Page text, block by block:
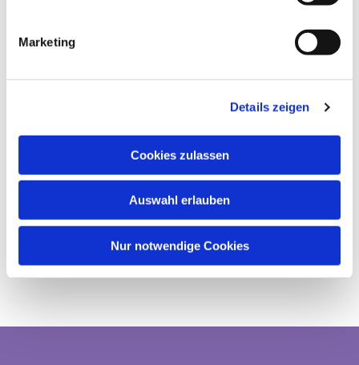
Marketing
Details zeigen
Cookies zulassen
Auswahl erlauben
Nur notwendige Cookies